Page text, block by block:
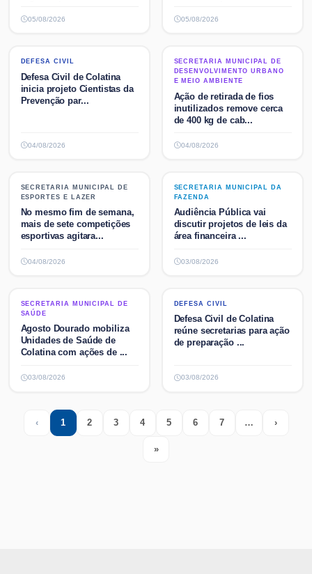
05/08/2026 05/08/2026
DEFESA CIVIL
DEFESA CIVIL
Defesa Civil de Colatina
inicia projeto Cientistas da
Prevenção par...
04/08/2026
SECRETARIA MUNICIPAL DE
DESENVOLVIMENTO URBANO E
MEIO AMBIENTE
SECRETARIA MUNICIPAL DE
DESENVOLVIMENTO URBANO
E MEIO AMBIENTE
Ação de retirada de fios
inutilizados remove cerca
de 400 kg de cab...
04/08/2026
SECRETARIA MUNICIPAL DE
ESPORTES E LAZER
SECRETARIA MUNICIPAL DE
ESPORTES E LAZER
No mesmo fim de semana,
mais de sete competições
esportivas agitara...
04/08/2026
SECRETARIA MUNICIPAL DA
FAZENDA
SECRETARIA MUNICIPAL DA
FAZENDA
Audiência Pública vai
discutir projetos de leis da
área financeira ...
03/08/2026
SECRETARIA MUNICIPAL DE
SAÚDE
SECRETARIA MUNICIPAL DE
SAÚDE
Agosto Dourado mobiliza
Unidades de Saúde de
Colatina com ações de ...
03/08/2026
DEFESA CIVIL
DEFESA CIVIL
Defesa Civil de Colatina
reúne secretarias para ação
de preparação ...
03/08/2026
‹Previous
1(current)
2 3 4 5 6 7 …More ›Next
»Last